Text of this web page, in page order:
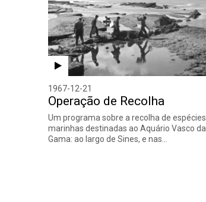
1967-12-21
Operação de Recolha
Um programa sobre a recolha de espécies
marinhas destinadas ao Aquário Vasco da
Gama: ao largo de Sines, e nas…